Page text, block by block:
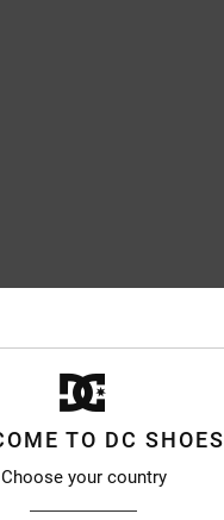
TO DC SHOES
Choose your country